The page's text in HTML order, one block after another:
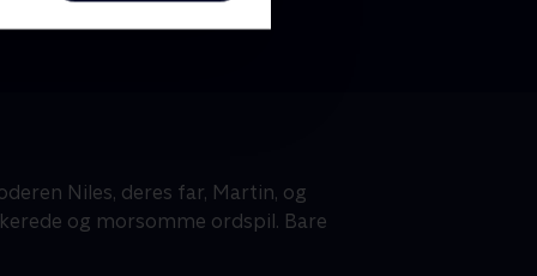
Niles, deres far, Martin, og
og morsomme ordspil. Bare